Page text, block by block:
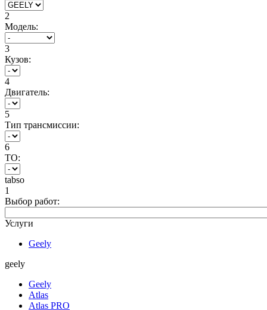
2
Модель:
3
Кузов:
4
Двигатель:
5
Тип трансмиссии:
6
ТО:
tabso
1
Выбор работ:
Услуги
Geely
geely
Geely
Atlas
Atlas PRO